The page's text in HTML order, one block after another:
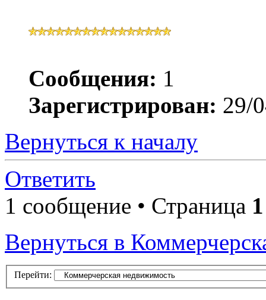
Сообщения: 1
Зарегистрирован: 29/
Вернуться к началу
Ответить
1 сообщение • Страница 1
Вернуться в
Перейти: